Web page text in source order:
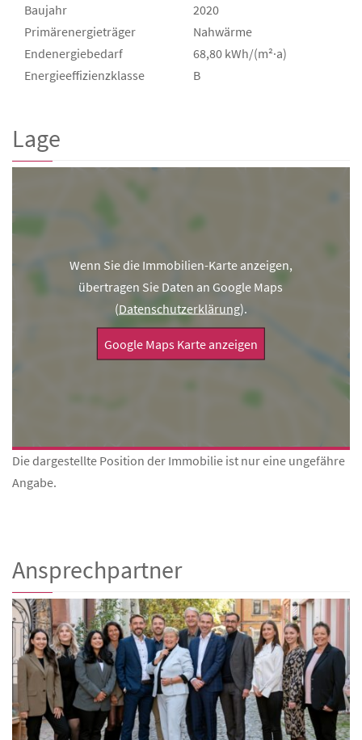
Baujahr
2020
Primärenergieträger
Nahwärme
Endenergie­bedarf
68,80 kWh/(m²·a)
Energie­effizienz­klasse
B
Lage
Wenn Sie die Immobilien-Karte anzeigen,
übertragen Sie Daten an Google Maps
(Datenschutzerklärung).
Google Maps Karte anzeigen
Die dargestellte Position der Immobilie ist nur eine ungefähre
Angabe.
Ansprechpartner